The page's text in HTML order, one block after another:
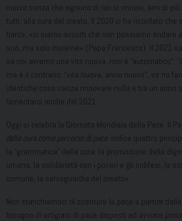
nuovo senza che ognuno di noi si rinnovi, ami di
tutti, alla cura del creato. Il 2020 ci ha ricordato
barca, «ci siamo accorti che non possiamo andare
suo, ma solo insieme» (Papa Francesco). Il 2021
se noi avremo una vita nuova, non è “automatico”:
ma è il contrario: “vita nuova, anno nuovo”, se no
identiche cose senza rinnovare nulla e tra un anno
lamentarci anche del 2021.
Oggi si celebra la Giornata Mondiale della Pace. Il
della cura come percorso di pace . Indica quattro
la “grammatica” della cura: la promozione della
umana, la solidarietà con i poveri e gli indifesi, la
comune, la salvaguardia del creato».
Non stanchiamoci di costruire la pace a partire
bisogno di artigiani di pace disposti ad avviare